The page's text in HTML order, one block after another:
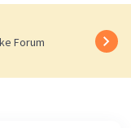
Forum